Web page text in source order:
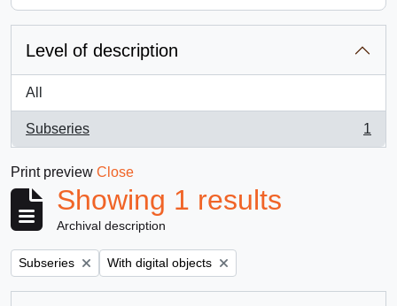
Level of description
All
Subseries
, 1 results
1
Print preview Close
Showing 1 results
Archival description
Remove filter:
Subseries Remove filter:
With digital objects